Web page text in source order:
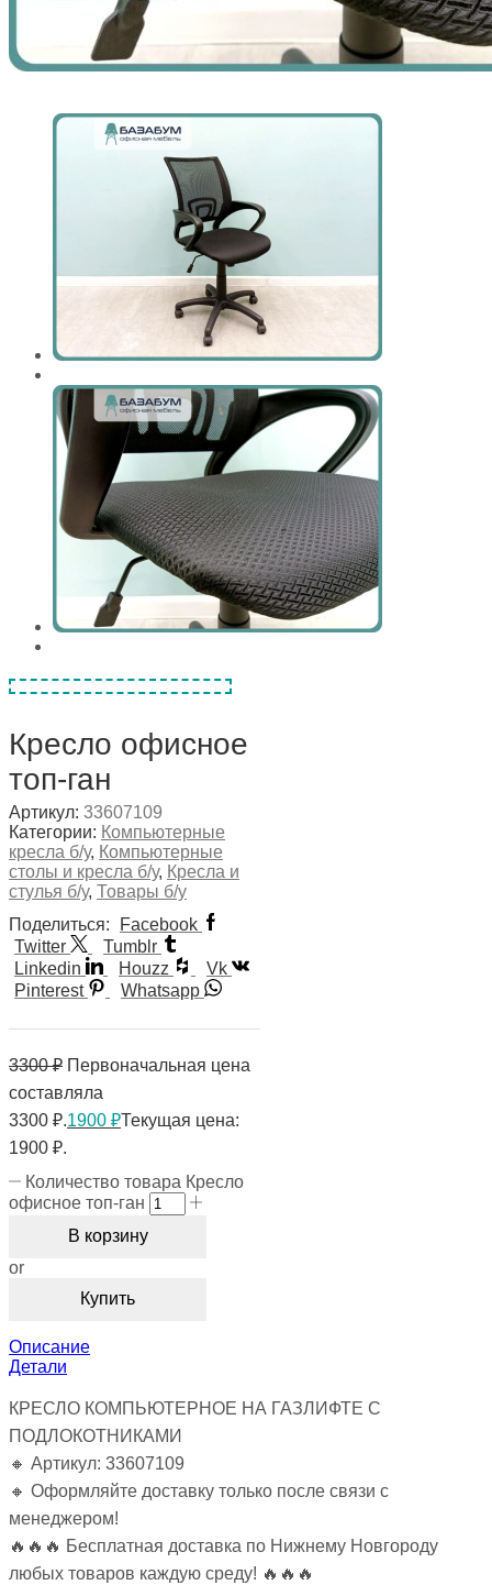
Кресло офисное
топ-ган
Артикул: 33607109
Категории: Компьютерные
кресла б/у, Компьютерные
столы и кресла б/у, Кресла и
стулья б/у, Товары б/у
Поделиться:
Facebook
Twitter
Tumblr
Linkedin
Houzz
Vk
Pinterest
Whatsapp
3300₽ Первоначальная цена
составляла
3300 ₽.1900 ₽Текущая цена:
1900 ₽.
Количество товара Кресло
офисное топ-ган
В корзину
or
Купить
Описание
Детали
КРЕСЛО КОМПЬЮТЕРНОЕ НА ГАЗЛИФТЕ С
ПОДЛОКОТНИКАМИ
🔸 Артикул: 33607109
🔸 Оформляйте доставку только после связи с
менеджером!
🔥🔥🔥 Бесплатная доставка по Нижнему Новгороду
любых товаров каждую среду! 🔥🔥🔥